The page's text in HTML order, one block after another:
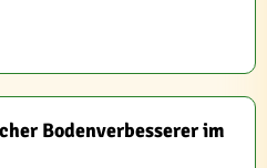
Bodenverbesserer im